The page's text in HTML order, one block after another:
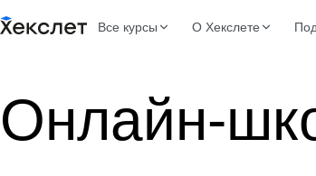
Все курсы О Хекслете
Онлайн-